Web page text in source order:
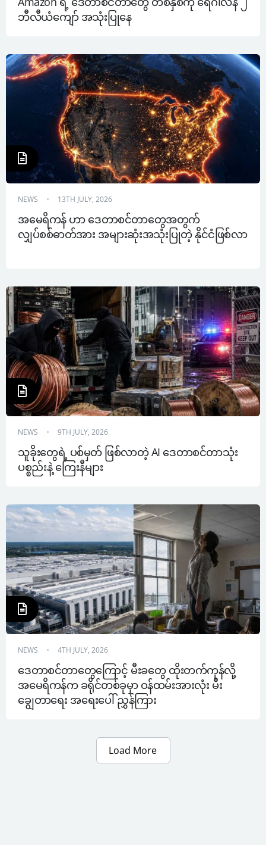
ဘီလီယံကျော် အသုံးပြုနေ
NEWS 13TH JULY, 2026
အမေရိကန် ဟာ ဒေတာစင်တာတွေအတွက်
လျှပ်စစ်ဓာတ်အား အများဆုံးအသုံးပြုတဲ့ နိုင်ငံဖြစ်လာ
NEWS 9TH JULY, 2026
သူခိုးတွေရဲ့ ပစ်မှတ် ဖြစ်လာတဲ့ AI ဒေတာစင်တာသုံး
ပစ္စည်းနဲ့ ကြေးနီများ
NEWS 4TH JULY, 2026
ဒေတာစင်တာတွေကြောင့် မီးခတွေ ထိုးတက်ကုန်လို့
အမေရိကန်က ခရိုင်တစ်ခုမှာ ဝန်ထမ်းအားလုံး မီး
ချွေတာရေး အရေးပေါ် ညွှန်ကြား
Load More